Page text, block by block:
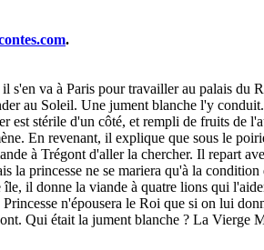
.
s'en va à Paris pour travailler au palais
au Soleil. Une jument blanche l'y
stérile d'un côté, et rempli de fruits de
En revenant, il explique que sous le
à Trégont d'aller la chercher. Il repart
la princesse ne se mariera qu'à la
il donne la viande à quatre lions qui
n'épousera le Roi que si on lui
Qui était la jument blanche ? La Vierge